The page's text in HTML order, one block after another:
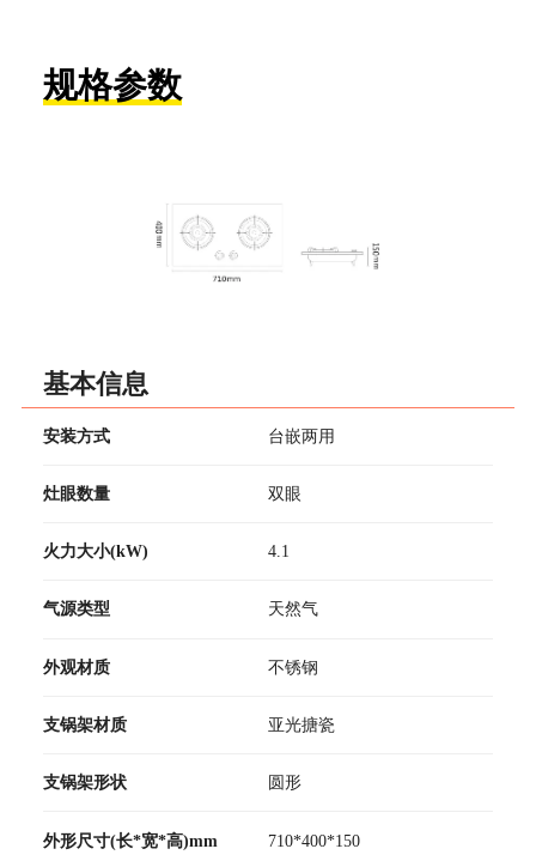
规格参数
基本信息
安装方式 台嵌两用
灶眼数量 双眼
火力大小(kW) 4.1
气源类型 天然气
外观材质 不锈钢
支锅架材质 亚光搪瓷
支锅架形状 圆形
外形尺寸(长*宽*高)mm 710*400*150